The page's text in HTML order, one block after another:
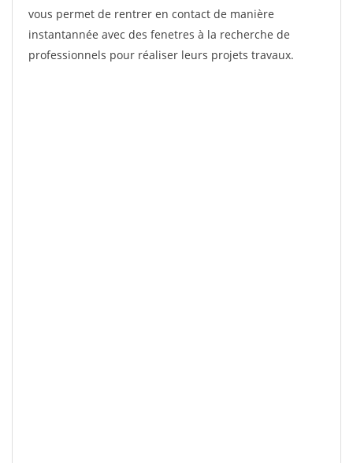
vous permet de rentrer en contact de manière
instantannée avec des fenetres à la recherche de
professionnels pour réaliser leurs projets travaux.